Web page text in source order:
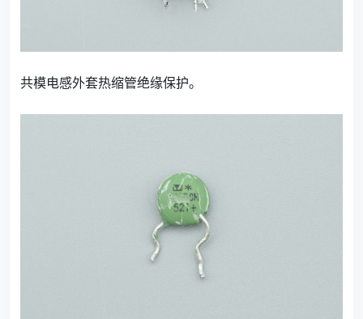
共模电感外套热缩管绝缘保护。